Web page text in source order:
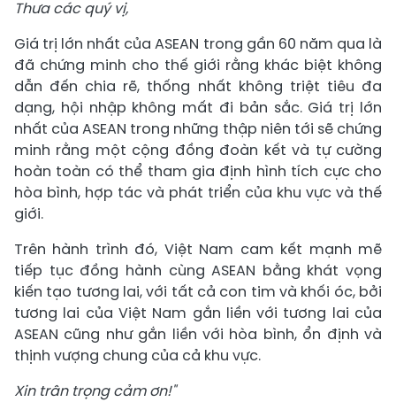
Thưa các quý vị,
Giá trị lớn nhất của ASEAN trong gần 60 năm qua là
đã chứng minh cho thế giới rằng khác biệt không
dẫn đến chia rẽ, thống nhất không triệt tiêu đa
dạng, hội nhập không mất đi bản sắc. Giá trị lớn
nhất của ASEAN trong những thập niên tới sẽ chứng
minh rằng một cộng đồng đoàn kết và tự cường
hoàn toàn có thể tham gia định hình tích cực cho
hòa bình, hợp tác và phát triển của khu vực và thế
giới.
Trên hành trình đó, Việt Nam cam kết mạnh mẽ
tiếp tục đồng hành cùng ASEAN bằng khát vọng
kiến tạo tương lai, với tất cả con tim và khối óc, bởi
tương lai của Việt Nam gắn liền với tương lai của
ASEAN cũng như gắn liền với hòa bình, ổn định và
thịnh vượng chung của cả khu vực.
Xin trân trọng cảm ơn!"